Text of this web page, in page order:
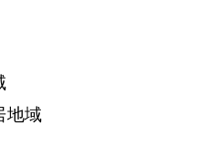
定期的に実施済み
た、安心感のある住ま
内配管もすべて更新さ
なく快適に暮らせると
地域